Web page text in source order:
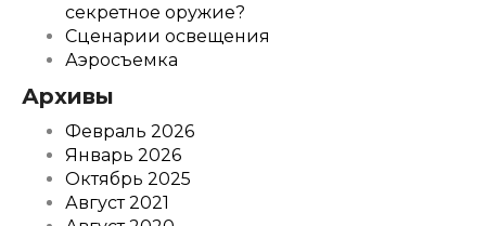
секретное оружие?
Сценарии освещения
Аэросъемка
Архивы
Февраль 2026
Январь 2026
Октябрь 2025
Август 2021